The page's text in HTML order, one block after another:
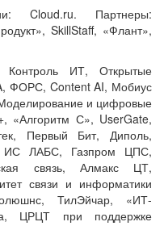
Cloud.ru. Партнеры:
SkillStaff, «Флант»,
ИТ, Открытые
ФОРС, Content AI, Мобиус
и цифровые
«Алгоритм С», UserGate,
Первый Бит, Диполь,
ИС ЛАБС, Газпром ЦПС,
связь, Алмакс ЦТ,
связи и информатики
ТилЭйчар, «ИТ-
ЦРЦТ при поддержке